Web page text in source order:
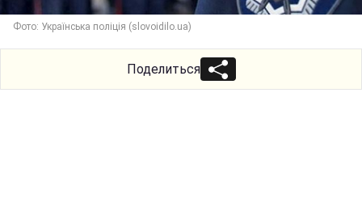
Фото: Українська поліція (slovoidilo.ua)
Поделиться